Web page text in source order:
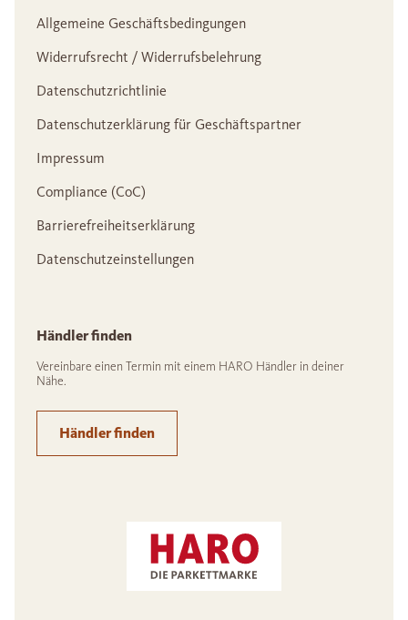
Allgemeine Geschäftsbedingungen
Widerrufsrecht / Widerrufsbelehrung
Datenschutzrichtlinie
Datenschutzerklärung für Geschäftspartner
Impressum
Compliance (CoC)
Barrierefreiheitserklärung
Datenschutzeinstellungen
Händler finden
Vereinbare einen Termin mit einem HARO Händler in deiner
Nähe.
Händler finden